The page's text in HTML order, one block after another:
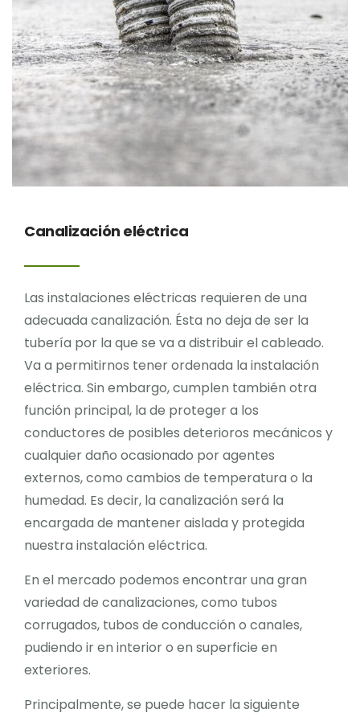
Canalización eléctrica
Las instalaciones eléctricas requieren de una
adecuada canalización. Ésta no deja de ser la
tubería por la que se va a distribuir el cableado.
Va a permitirnos tener ordenada la instalación
eléctrica. Sin embargo, cumplen también otra
función principal, la de proteger a los
conductores de posibles deterioros mecánicos y
cualquier daño ocasionado por agentes
externos, como cambios de temperatura o la
humedad. Es decir, la canalización será la
encargada de mantener aislada y protegida
nuestra instalación eléctrica.
En el mercado podemos encontrar una gran
variedad de canalizaciones, como tubos
corrugados, tubos de conducción o canales,
pudiendo ir en interior o en superficie en
exteriores.
Principalmente, se puede hacer la siguiente